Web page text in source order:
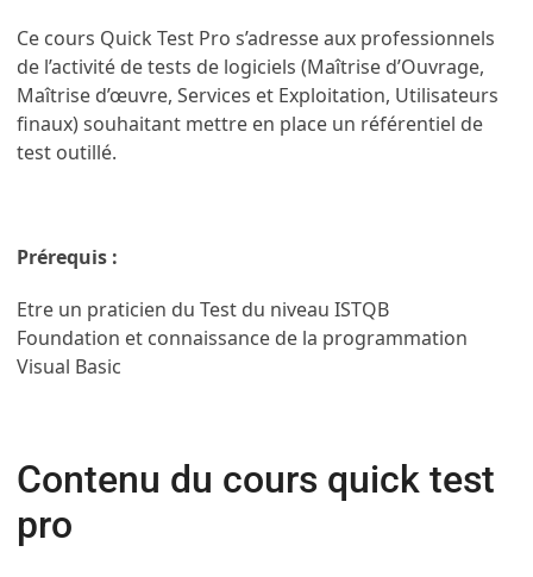
Ce cours Quick Test Pro s’adresse aux professionnels
de l’activité de tests de logiciels (Maîtrise d’Ouvrage,
Maîtrise d’œuvre, Services et Exploitation, Utilisateurs
finaux) souhaitant mettre en place un référentiel de
test outillé.
Prérequis :
Etre un praticien du Test du niveau ISTQB
Foundation et connaissance de la programmation
Visual Basic
Contenu du cours quick test
pro